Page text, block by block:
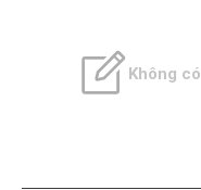
Không